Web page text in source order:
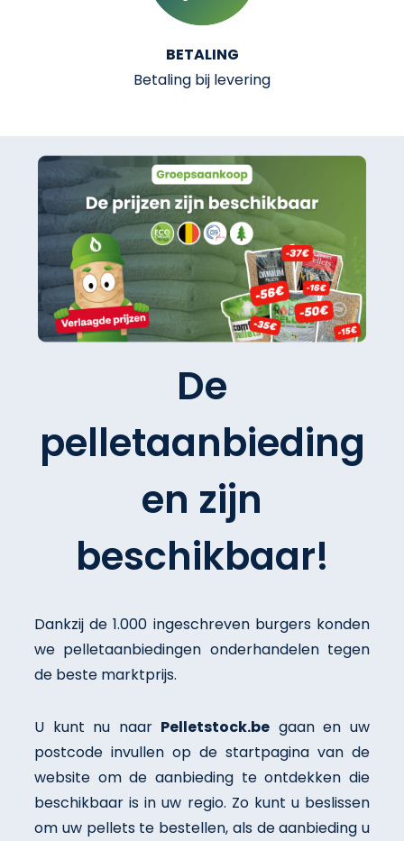
BETALING
Betaling bij levering
De
pelletaanbieding
en zijn
beschikbaar!
Dankzij de 1.000 ingeschreven burgers konden
we pelletaanbiedingen onderhandelen tegen
de beste marktprijs.
U kunt nu naar Pelletstock.be gaan en uw
postcode invullen op de startpagina van de
website om de aanbieding te ontdekken die
beschikbaar is in uw regio. Zo kunt u beslissen
om uw pellets te bestellen, als de aanbieding u